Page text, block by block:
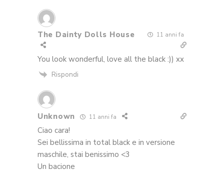
The Dainty Dolls House 11 anni fa
You look wonderful, love all the black :)) xx
Rispondi
Unknown 11 anni fa
Ciao cara!
Sei bellissima in total black e in versione
maschile, stai benissimo <3
Un bacione